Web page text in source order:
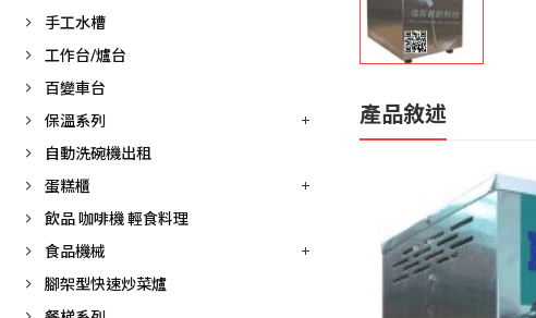
手工水槽
工作台/爐台
百變車台
保溫系列
自動洗碗機出租
蛋糕櫃
飲品 咖啡機 輕食料理
食品機械
腳架型快速炒菜爐
產品敘述